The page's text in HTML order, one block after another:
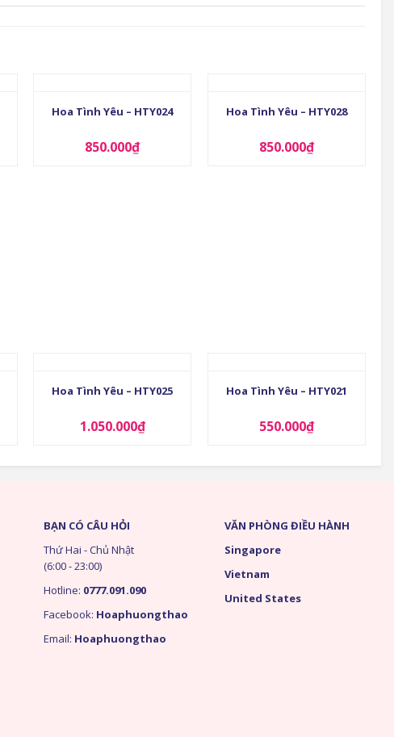
Hoa Tình Yêu – HTY024
850.000₫
Hoa Tình Yêu – HTY028
850.000₫
Hoa Tình Yêu – HTY025
1.050.000₫
Hoa Tình Yêu – HTY021
550.000₫
BẠN CÓ CÂU HỎI
Thứ Hai - Chủ Nhật
(6:00 - 23:00)
Hotline: 0777.091.090
Facebook: Hoaphuongthao
Email: Hoaphuongthao
VĂN PHÒNG ĐIỀU HÀNH
Singapore
Vietnam
United States